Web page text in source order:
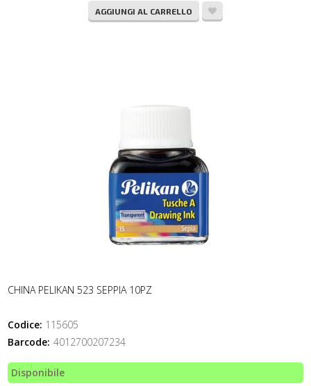
AGGIUNGI AL CARRELLO
CHINA PELIKAN 523 SEPPIA 10PZ
Codice: 115605
Barcode: 4012700207234
Disponibile